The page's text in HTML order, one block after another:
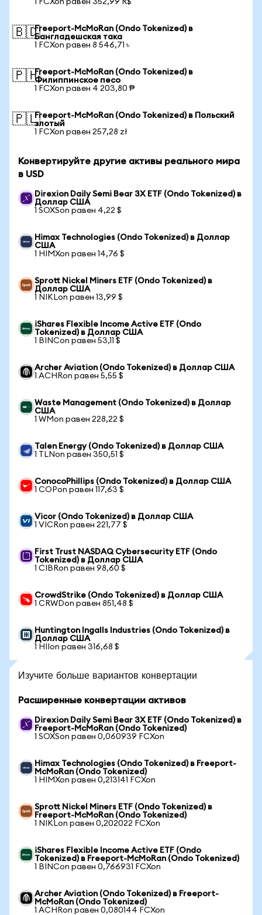
1 FCXon равен 352,99 R$
🇧🇩Freeport-McMoRan (Ondo Tokenized) в
Бангладешская така
1 FCXon равен 8 546,71 ৳
🇵🇭Freeport-McMoRan (Ondo Tokenized) в
Филиппинское песо
1 FCXon равен 4 203,80 ₱
🇵🇱Freeport-McMoRan (Ondo Tokenized) в Польский
злотый
1 FCXon равен 257,28 zł
Конвертируйте другие активы реального мира
в USD
Direxion Daily Semi Bear 3X ETF (Ondo Tokenized) в
Доллар США
1 SOXSon равен 4,22 $
Himax Technologies (Ondo Tokenized) в Доллар
США
1 HIMXon равен 14,76 $
Sprott Nickel Miners ETF (Ondo Tokenized) в
Доллар США
1 NIKLon равен 13,99 $
iShares Flexible Income Active ETF (Ondo
Tokenized) в Доллар США
1 BINCon равен 53,11 $
Archer Aviation (Ondo Tokenized) в Доллар США
1 ACHRon равен 5,55 $
Waste Management (Ondo Tokenized) в Доллар
США
1 WMon равен 228,22 $
Talen Energy (Ondo Tokenized) в Доллар США
1 TLNon равен 350,51 $
ConocoPhillips (Ondo Tokenized) в Доллар США
1 COPon равен 117,63 $
Vicor (Ondo Tokenized) в Доллар США
1 VICRon равен 221,77 $
First Trust NASDAQ Cybersecurity ETF (Ondo
Tokenized) в Доллар США
1 CIBRon равен 98,60 $
CrowdStrike (Ondo Tokenized) в Доллар США
1 CRWDon равен 851,48 $
Huntington Ingalls Industries (Ondo Tokenized) в
Доллар США
1 HIIon равен 316,68 $
Изучите больше вариантов конвертации
Расширенные конвертации активов
Direxion Daily Semi Bear 3X ETF (Ondo Tokenized) в
Freeport-McMoRan (Ondo Tokenized)
1 SOXSon равен 0,060939 FCXon
Himax Technologies (Ondo Tokenized) в Freeport-
McMoRan (Ondo Tokenized)
1 HIMXon равен 0,213141 FCXon
Sprott Nickel Miners ETF (Ondo Tokenized) в
Freeport-McMoRan (Ondo Tokenized)
1 NIKLon равен 0,202022 FCXon
iShares Flexible Income Active ETF (Ondo
Tokenized) в Freeport-McMoRan (Ondo Tokenized)
1 BINCon равен 0,766931 FCXon
Archer Aviation (Ondo Tokenized) в Freeport-
McMoRan (Ondo Tokenized)
1 ACHRon равен 0,080144 FCXon